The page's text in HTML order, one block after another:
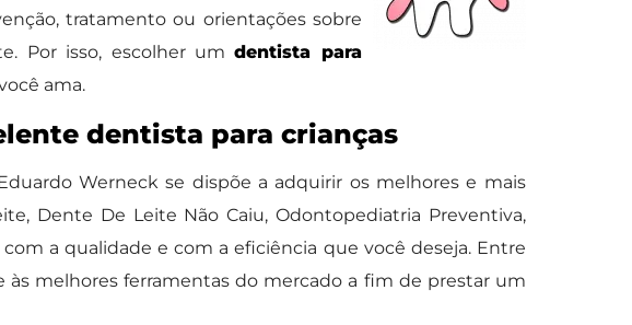
tratamento ou orientações sobre
Por isso, escolher umdentista para
ama.
dentista para crianças
Werneck se dispõe a adquirir os melhores e mais
Dente De Leite Não Caiu, Odontopediatria Preventiva,
a qualidade e com a eficiência que você deseja. Entre
melhores ferramentas do mercado a fim de prestar um